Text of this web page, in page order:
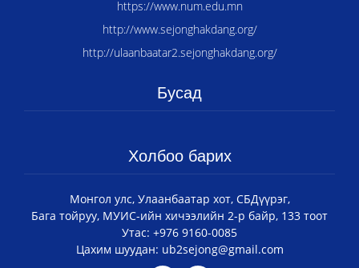
https://www.num.edu.mn
http://www.sejonghakdang.org/
http://ulaanbaatar2.sejonghakdang.org/
Бусад
Холбоо барих
Монгол улс, Улаанбаатар хот, СБДүүрэг,
Бага тойруу, МУИС-ийн хичээлийн 2-р байр, 133 тоот
Утас: +976 9160-0085
Цахим шуудан: ub2sejong@gmail.com